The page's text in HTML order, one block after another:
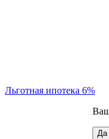
Льготная ипотека 6%